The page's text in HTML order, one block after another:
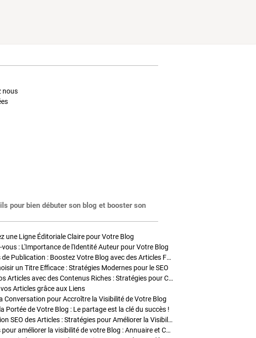
nous
pour bien débuter son blog et booster son
une Ligne Éditoriale Claire pour Votre Blog
vous : L'Importance de l'Identité Auteur pour Votre Blog
Stratégies de Publication : Boostez Votre Blog avec des Articles Fréquents et Exclusifs
un Titre Efficace : Stratégies Modernes pour le SEO
Enrichir Vos Articles avec des Contenus Riches : Stratégies pour Captiver et Optimiser
Articles grâce aux Liens
Conversation pour Accroître la Visibilité de Votre Blog
Portée de Votre Blog : Le partage est la clé du succès !
Optimisation SEO des Articles : Stratégies pour Améliorer la Visibilité de Votre Blog
Stratégies pour améliorer la visibilité de votre Blog : Annuaire et Collaborations